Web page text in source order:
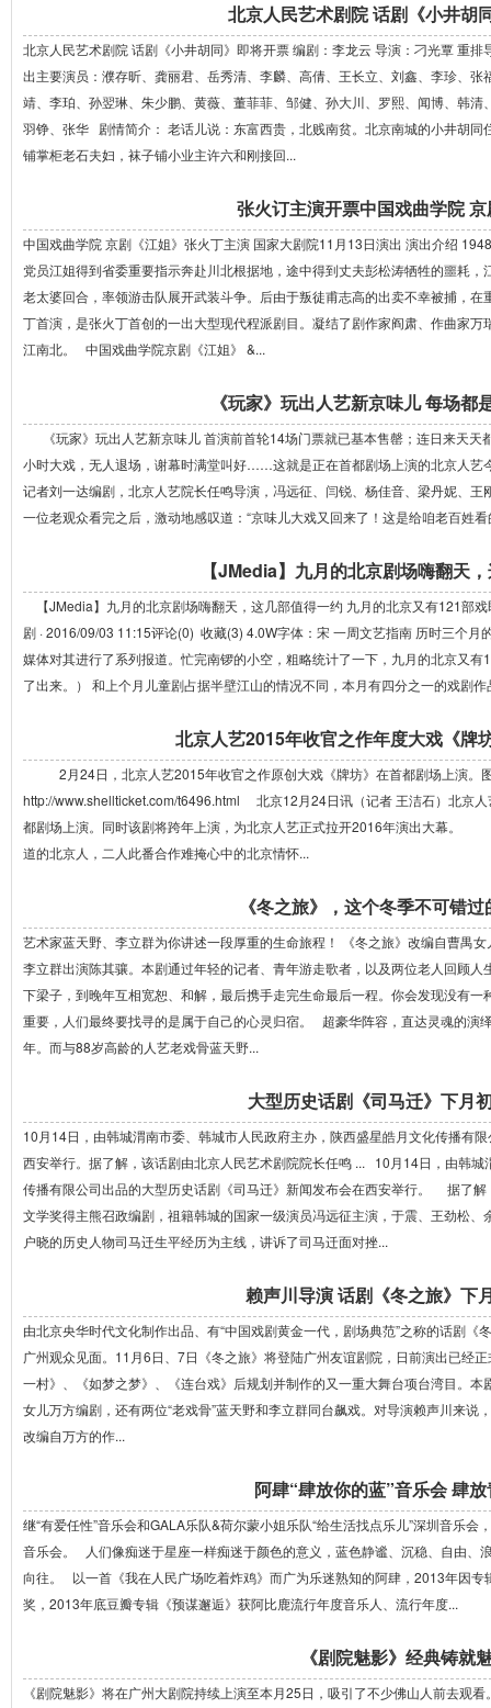
北京人民艺术剧院 话剧《小井胡
北京人民艺术剧院 话剧《小井胡同》即将开票 编剧：李龙云 导演：刁光覃 重
出主要演员：濮存昕、龚丽君、岳秀清、李麟、高倩、王长立、刘鑫、李珍、
靖、李珀、孙翌琳、朱少鹏、黄薇、董菲菲、邹健、孙大川、罗熙、闻博、韩
羽铮、张华 剧情简介： 老话儿说：东富西贵，北贱南贫。北京南城的小井胡
铺掌柜老石夫妇，袜子铺小业主许六和刚接回...
张火订主演开票中国戏曲学院
中国戏曲学院 京剧《江姐》张火丁主演 国家大剧院11月13日演出 演出介绍
党员江姐得到省委重要指示奔赴川北根据地，途中得到丈夫彭松涛牺牲的噩耗
老太婆回合，率领游击队展开武装斗争。后由于叛徒甫志高的出卖不幸被捕，
丁首演，是张火丁首创的一出大型现代程派剧目。凝结了剧作家阎肃、作曲家
江南北。 中国戏曲学院京剧《江姐》 &...
《玩家》玩出人艺新京味儿 每场都
《玩家》玩出人艺新京味儿 首演前首轮14场门票就已基本售罄；连日来天天
小时大戏，无人退场，谢幕时满堂叫好……这就是正在首都剧场上演的北京人
记者刘一达编剧，北京人艺院长任鸣导演，冯远征、闫锐、杨佳音、梁丹妮、
一位老观众看完之后，激动地感叹道：“京味儿大戏又回来了！这是给咱老百姓看
【JMedia】九月的北京剧场嗨翻天
【JMedia】九月的北京剧场嗨翻天，这几部值得一约 九月的北京又有121部
剧 · 2016/09/03 11:15评论(0) 收藏(3) 4.0W字体：宋 一周文艺指南 历时三个
媒体对其进行了系列报道。忙完南锣的小空，粗略统计了一下，九月的北京又
了出来。） 和上个月儿童剧占据半壁江山的情况不同，本月有四分之一的戏剧
北京人艺2015年收官之作年度大戏《牌
2月24日，北京人艺2015年收官之作原创大戏《牌坊》在首都剧场上演。
http://www.shellticket.com/t6496.html 北京12月24日讯（记者 王洁石）北京
都剧场上演。同时该剧将跨年上演，为北京人艺正式拉开2016年演出大幕。
道的北京人，二人此番合作难掩心中的北京情怀...
《冬之旅》，这个冬季不可错
艺术家蓝天野、李立群为你讲述一段厚重的生命旅程！ 《冬之旅》改编自曹禺
李立群出演陈其骧。本剧通过年轻的记者、青年游走歌者，以及两位老人回顾人
下梁子，到晚年互相宽恕、和解，最后携手走完生命最后一程。你会发现没有
重要，人们最终要找寻的是属于自己的心灵归宿。 超豪华阵容，直达灵魂的
年。而与88岁高龄的人艺老戏骨蓝天野...
大型历史话剧《司马迁》下月
10月14日，由韩城渭南市委、韩城市人民政府主办，陕西盛星皓月文化传播有
西安举行。据了解，该话剧由北京人民艺术剧院院长任鸣 ... 10月14日，由韩
传播有限公司出品的大型历史话剧《司马迁》新闻发布会在西安举行。 据了
文学奖得主熊召政编剧，祖籍韩城的国家一级演员冯远征主演，于震、王劲松
户晓的历史人物司马迁生平经历为主线，讲诉了司马迁面对挫...
赖声川导演 话剧《冬之旅》下
由北京央华时代文化制作出品、有“中国戏剧黄金一代，剧场典范”之称的话剧
广州观众见面。11月6日、7日《冬之旅》将登陆广州友谊剧院，日前演出已经
一村》、《如梦之梦》、《连台戏》后规划并制作的又一重大舞台项台湾目。
女儿万方编剧，还有两位“老戏骨”蓝天野和李立群同台飙戏。对导演赖声川来
改编自万方的作...
阿肆“肆放你的蓝”音乐会 肆
继“有爱任性”音乐会和GALA乐队&荷尔蒙小姐乐队“给生活找点乐儿”深圳音乐
音乐会。 人们像痴迷于星座一样痴迷于颜色的意义，蓝色静谧、沉稳、自由、
向往。 以一首《我在人民广场吃着炸鸡》而广为乐迷熟知的阿肆，2013年因
奖，2013年底豆瓣专辑《预谋邂逅》获阿比鹿流行年度音乐人、流行年度...
《剧院魅影》经典铸就
《剧院魅影》将在广州大剧院持续上演至本月25日，吸引了不少佛山人前去观